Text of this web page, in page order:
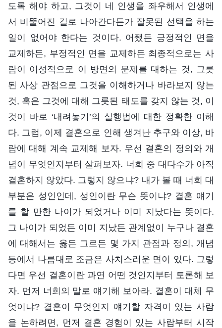
도록 해야 하고, 그것이 네 인생을 좌우해서 인생에
서 비뚤어진 길로 나아간다든가 잘못된 선택을 하는
일이 없어야 한다는 것이다. 어쨌든 긍정적인 면을
교제하든, 부정적인 면을 교제하든 최종적으로는 사
람이 이성적으로 이 방면의 문제를 대하는 것, 그릇
된 사상 관점으로 그것을 이해하거나 바라보지 않는
것, 혹은 그것에 대해 그릇된 태도를 갖지 않는 것, 이
것이 바로 ‘내려놓기’의 실행법에 대한 정확한 이해
다. 그럼, 이제 결혼으로 인해 생겨난 추구와 이상, 바
람에 대해 계속 교제해 보자. 우선 결혼의 정의와 개
념이 무엇인지부터 살펴보자. 너희 중 대다수가 아직
결혼하지 않았다. 그렇지 않으냐? 내가 볼 때 너희 대
부분은 성인인데, 성인이란 무슨 뜻이냐? 결혼 얘기
를 할 만한 나이가 되었거나 이미 지났다는 뜻이다.
그 나이가 되었든 이미 지났든 관계없이 누구나 결혼
에 대해서는 옳든 그르든 몇 가지 관점과 정의, 개념
등에서 나름대로 조금은 사치스러운 면이 있다. 그렇
다면 우선 결혼이란 과연 어떤 것인지부터 토론해 보
자. 먼저 너희의 말로 얘기해 보아라. 결혼이 대체 무
엇이냐? 결혼이 무엇인지 얘기할 자격이 있는 사람
을 논하려면, 먼저 결혼 경험이 있는 사람부터 시작